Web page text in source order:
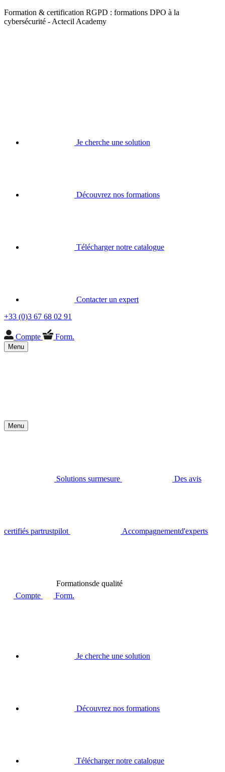
Formation & certification RGPD : formations DPO à la
cybersécurité - Actecil Academy
Je cherche une solution
Découvrez nos formations
Télécharger notre catalogue
Contacter un expert
+33 (0)3 67 68 02 91
Compte Form.
Menu
Menu
Solutions surmesure Des avis
certifiés partrustpilot Accompagnementd'experts
Formationsde qualité
Compte
Form.
Je cherche une solution
Découvrez nos formations
Télécharger notre catalogue